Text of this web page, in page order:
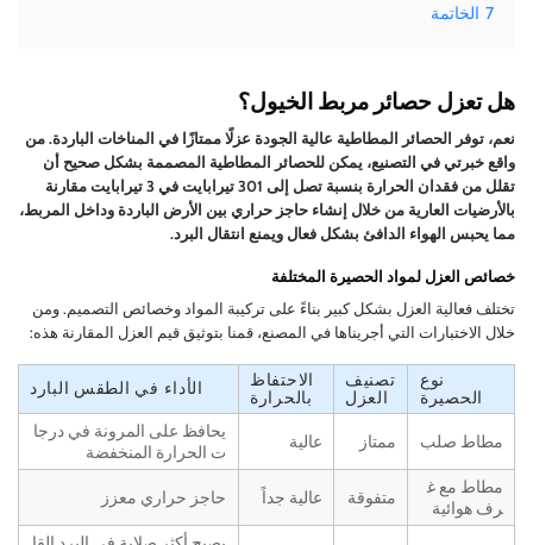
7 الخاتمة
هل تعزل حصائر مربط الخيول؟
نعم، توفر الحصائر المطاطية عالية الجودة عزلًا ممتازًا في المناخات الباردة. من
واقع خبرتي في التصنيع، يمكن للحصائر المطاطية المصممة بشكل صحيح أن
تقلل من فقدان الحرارة بنسبة تصل إلى 301 تيرابايت في 3 تيرابايت مقارنة
بالأرضيات العارية من خلال إنشاء حاجز حراري بين الأرض الباردة وداخل المربط،
مما يحبس الهواء الدافئ بشكل فعال ويمنع انتقال البرد.
خصائص العزل لمواد الحصيرة المختلفة
تختلف فعالية العزل بشكل كبير بناءً على تركيبة المواد وخصائص التصميم. ومن
خلال الاختبارات التي أجريناها في المصنع، قمنا بتوثيق قيم العزل المقارنة هذه:
نوع
الحصيرة
تصنيف
العزل
الاحتفاظ
بالحرارة
الأداء في الطقس البارد
مطاط صلب ممتاز عالية
يحافظ على المرونة في درجا
ت الحرارة المنخفضة
مطاط مع غ
رف هوائية
متفوقة عالية جداً حاجز حراري معزز